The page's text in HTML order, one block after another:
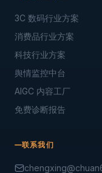
3C 数码行业方案
消费品行业方案
科技行业方案
舆情监控中台
AIGC 内容工厂
免费诊断报告
联系我们